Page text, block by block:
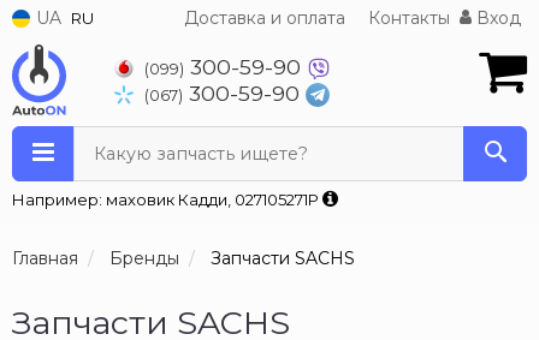
UA RU Доставка и оплата Контакты Вход
(099) 300-59-90
(067) 300-59-90
Какую запчасть ищете?
Например: маховик Кадди, 027105271P
Главная Бренды Запчасти SACHS
Запчасти SACHS